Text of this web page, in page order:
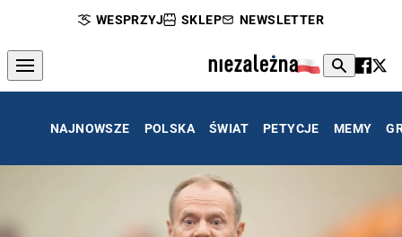
WESPRZYJ SKLEP NEWSLETTER
NAJNOWSZE POLSKA ŚWIAT PETYCJE MEMY